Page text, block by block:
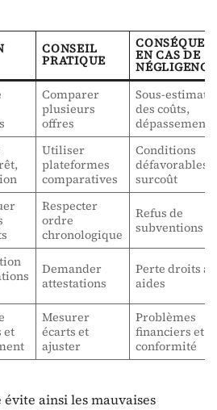
CONSEIL
PRATIQUE EN CAS DE
NÉGLIGENCE
Comparer
plusieurs
offres
Sous-
des coûts,
dépassements
Utiliser
plateformes
comparatives
Conditions
défavorables,
surcoût
Respecter
ordre
chronologique
Refus de
subventions
Demander
attestations
Perte droits
aides
et
Mesurer
écarts et
ajuster
Problèmes
financiers et
conformité
ainsi les mauvaises